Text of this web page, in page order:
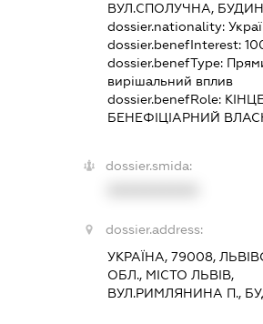
ВУЛ.СПОЛУЧНА,
dossier.nationality:
dossier.benefInterest:
dossier.benefType:
вирішальний вплив
dossier.benefRole:
БЕНЕФІЦІАРНИЙ
dossier.smida:
dossier.address:
УКРАЇНА, 79008,
ОБЛ., МІСТО ЛЬВІВ,
ВУЛ.РИМЛЯНИНА П.,